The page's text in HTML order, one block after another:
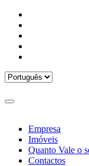
Empresa
Imóveis
Quanto Vale o
Contactos